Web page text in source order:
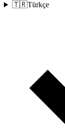
🇹🇷Türkçe